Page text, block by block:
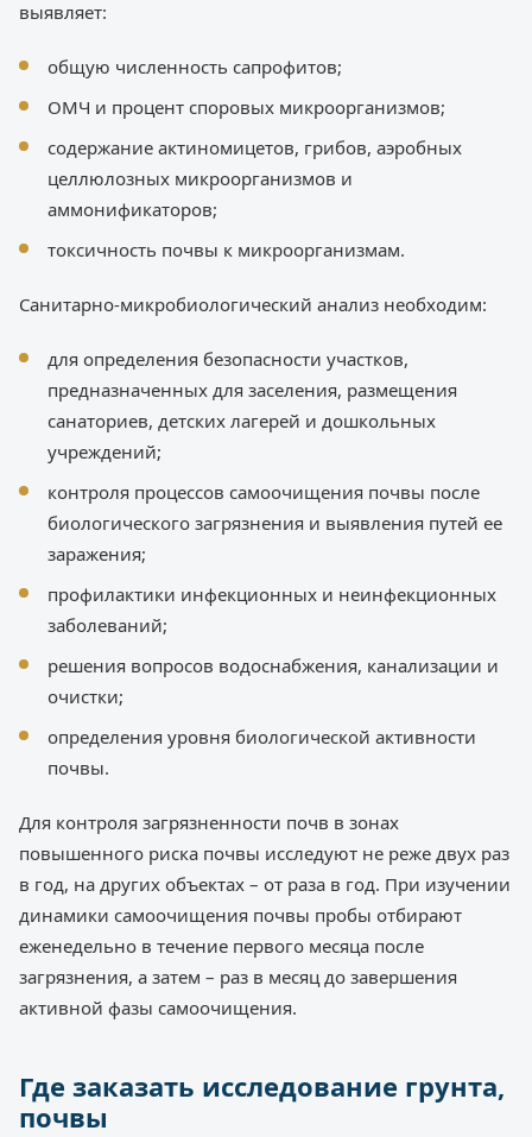
выявляет:
общую численность сапрофитов;
ОМЧ и процент споровых микроорганизмов;
содержание актиномицетов, грибов, аэробных
целлюлозных микроорганизмов и
аммонификаторов;
токсичность почвы к микроорганизмам.
Санитарно-микробиологический анализ необходим:
для определения безопасности участков,
предназначенных для заселения, размещения
санаториев, детских лагерей и дошкольных
учреждений;
контроля процессов самоочищения почвы после
биологического загрязнения и выявления путей ее
заражения;
профилактики инфекционных и неинфекционных
заболеваний;
решения вопросов водоснабжения, канализации и
очистки;
определения уровня биологической активности
почвы.
Для контроля загрязненности почв в зонах
повышенного риска почвы исследуют не реже двух раз
в год, на других объектах – от раза в год. При изучении
динамики самоочищения почвы пробы отбирают
еженедельно в течение первого месяца после
загрязнения, а затем – раз в месяц до завершения
активной фазы самоочищения.
Где заказать исследование грунта,
почвы